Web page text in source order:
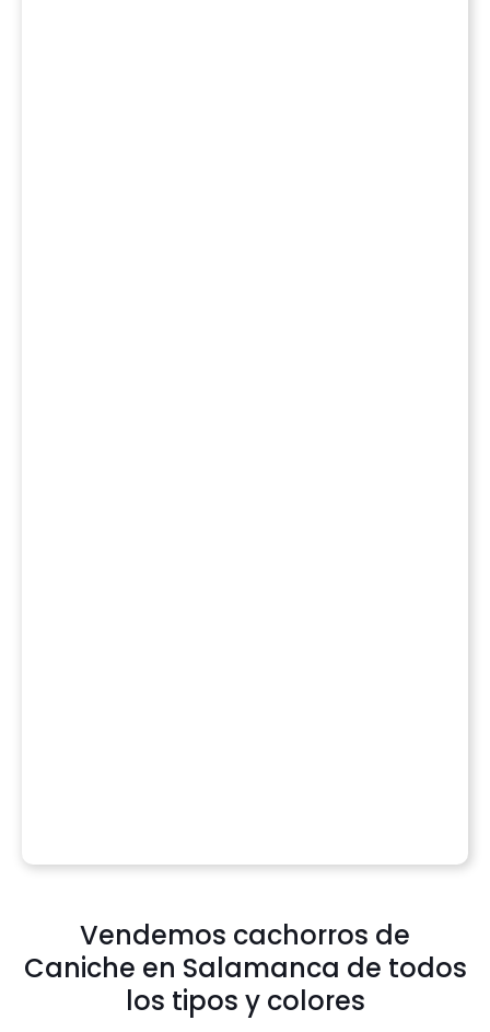
Vendemos cachorros de
Caniche en Salamanca de todos
los tipos y colores